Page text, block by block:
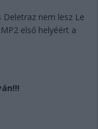
Deletraz nem lesz Le
első helyéért a